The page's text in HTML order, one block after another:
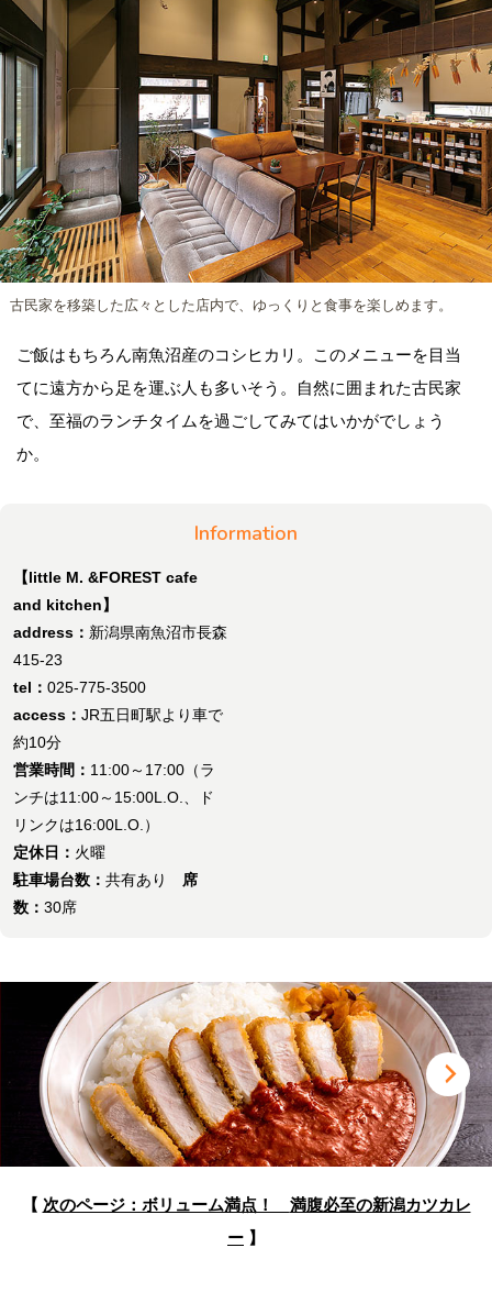
古民家を移築した広々とした店内で、ゆっくりと食事を楽しめます。
ご飯はもちろん南魚沼産のコシヒカリ。このメニューを目当
てに遠方から足を運ぶ人も多いそう。自然に囲まれた古民家
で、至福のランチタイムを過ごしてみてはいかがでしょう
か。
Information
【little M. &FOREST cafe
and kitchen】
address： 新潟県南魚沼市長森
415-23
tel： 025-775-3500
access： JR五日町駅より車で
約10分
営業時間： 11:00～17:00（ラ
ンチは11:00～15:00L.O.、ド
リンクは16:00L.O.）
定休日： 火曜
駐車場台数： 共有あり 席
数： 30席
【 次のページ：ボリューム満点！ 満腹必至の新潟カツカレ
ー 】